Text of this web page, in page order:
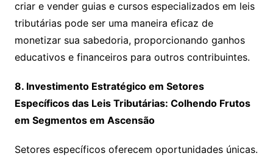
criar e vender guias e cursos especializados em leis
tributárias pode ser uma maneira eficaz de
monetizar sua sabedoria, proporcionando ganhos
educativos e financeiros para outros contribuintes.
8. Investimento Estratégico em Setores
Específicos das Leis Tributárias: Colhendo Frutos
em Segmentos em Ascensão
Setores específicos oferecem oportunidades únicas.